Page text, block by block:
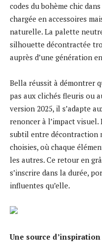
codes du bohème chic
chargée en accessoires
naturelle. La palette
silhouette décontractée
auprès d’une génération
Bella réussit à démontrer
pas aux clichés fleuris ou
version 2025, il s’adapte
renoncer à l’impact
subtil entre décontraction
choisies, où chaque
les autres. Ce retour en
s’inscrire dans la durée,
influentes qu’elle.
Une source